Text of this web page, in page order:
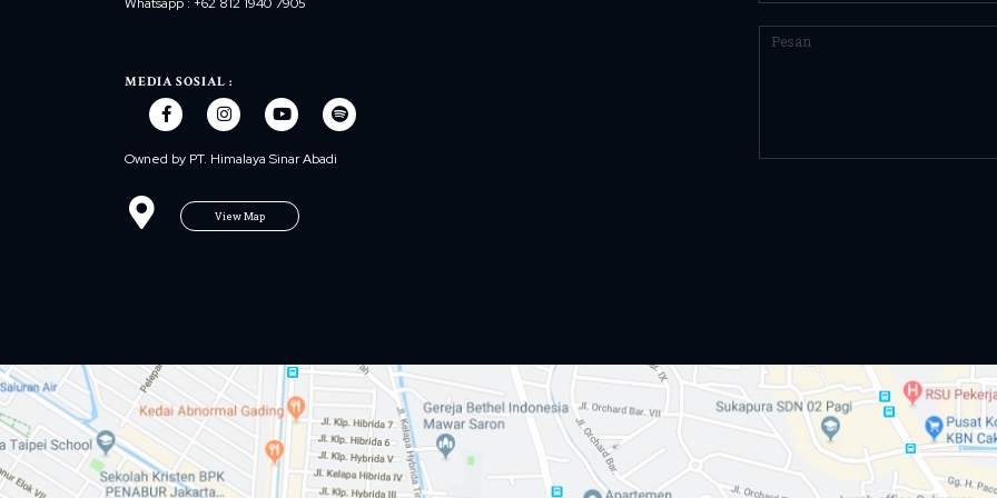
MEDIA SOSIAL :
Owned by PT. Himalaya Sinar Abadi
View Map